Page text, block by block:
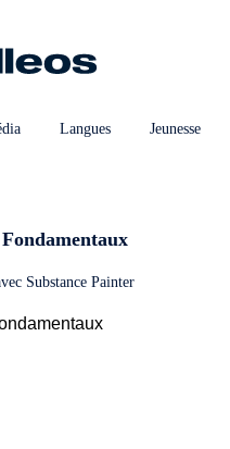
Langues Jeunesse
Substance Painter